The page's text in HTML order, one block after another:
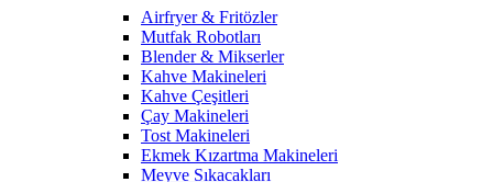
Airfryer & Fritözler
Mutfak Robotları
Blender & Mikserler
Kahve Makineleri
Kahve Çeşitleri
Çay Makineleri
Tost Makineleri
Ekmek Kızartma Makineleri
Meyve Sıkacakları